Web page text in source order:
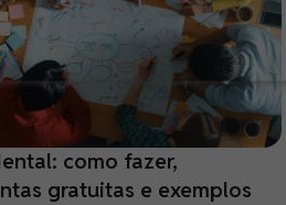
como fazer,
gratuitas e exemplos